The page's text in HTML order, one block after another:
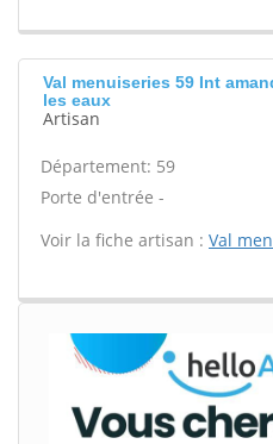
Val menuiseries 59 Int
les eaux
Artisan
Département: 59
Porte d'entrée -
Voir la fiche artisan : Val